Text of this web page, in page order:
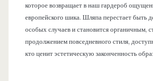
которое возвращает в наш гардероб
европейского шика. Шляпа перестает быть
особых случаев и становится органичным,
продолжением повседневного стиля,
кто ценит эстетическую законченность